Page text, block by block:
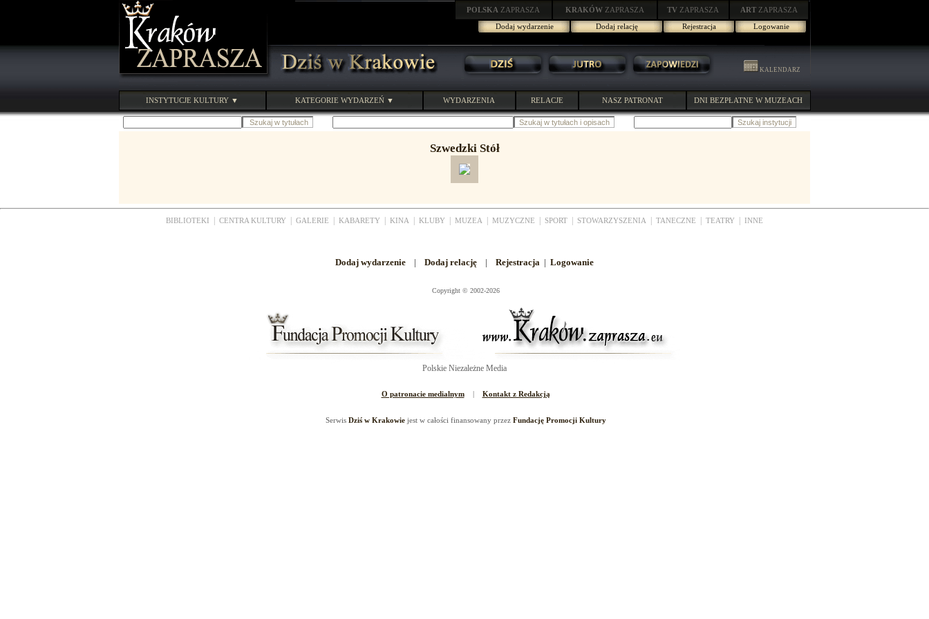
POLSKA ZAPRASZA KRAKÓW ZAPRASZA TV ZAPRASZA ART ZAPRASZA
Dodaj wydarzenie
Dodaj relację Rejestracja Logowanie
KALENDARZ
INSTYTUCJE KULTURY ▼ KATEGORIE WYDARZEŃ ▼ WYDARZENIA RELACJE NASZ PATRONAT DNI BEZPŁATNE W MUZEACH
Szwedzki Stół
BIBLIOTEKI CENTRA KULTURY GALERIE KABARETY KINA KLUBY MUZEA MUZYCZNE SPORT STOWARZYSZENIA TANECZNE TEATRY INNE
Dodaj wydarzenie | Dodaj relację | Rejestracja | Logowanie
Copyright © 2002-2026
Polskie Niezależne Media
O patronacie medialnym| Kontakt z Redakcją
Serwis Dziś w Krakowiejest w całości finansowany przez Fundację Promocji Kultury